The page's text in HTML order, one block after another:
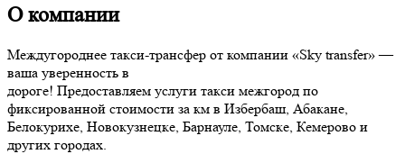
О компании
Междугороднее такси-трансфер от компании «Sky transfer» —
ваша уверенность в
дороге! Предоставляем услуги такси межгород по
фиксированной стоимости за км в Избербаш, Абакане,
Белокурихе, Новокузнецке, Барнауле, Томске, Кемерово и
других городах.